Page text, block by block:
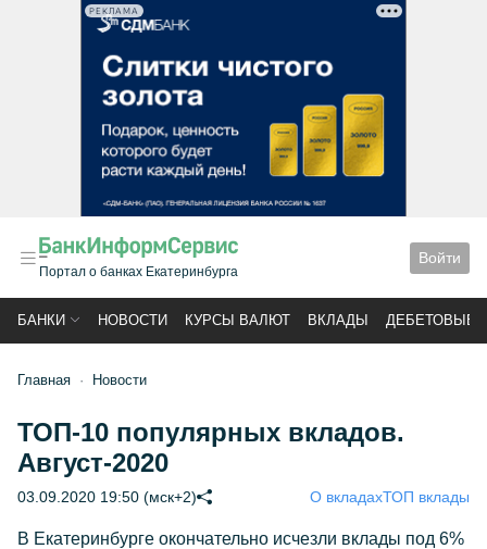
РЕКЛАМА
Портал о банках Екатеринбурга
Войти
БАНКИ НОВОСТИ КУРСЫ ВАЛЮТ ВКЛАДЫ ДЕБЕТОВЫЕ
Главная Новости
ТОП-10 популярных вкладов.
Август-2020
03.09.2020 19:50 (мск+2) О вкладахТОП вклады
В Екатеринбурге окончательно исчезли вклады под 6%